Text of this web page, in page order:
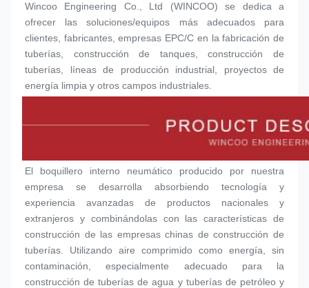
Wincoo Engineering Co., Ltd (WINCOO) se dedica a
ofrecer las soluciones/equipos más adecuados para
clientes, fabricantes, empresas EPC/C en la fabricación de
tuberías, construcción de tanques, construcción de
tuberías, líneas de producción industrial, proyectos de
energía limpia y otros campos industriales.
El boquillero interno neumático producido por nuestra
empresa se desarrolla absorbiendo tecnología y
experiencia avanzadas de productos nacionales y
extranjeros y combinándolas con las características de
construcción de las empresas chinas de construcción de
tuberías. Utilizando aire comprimido como energía, sin
contaminación, especialmente adecuado para la
construcción de tuberías de agua y tuberías de petróleo y